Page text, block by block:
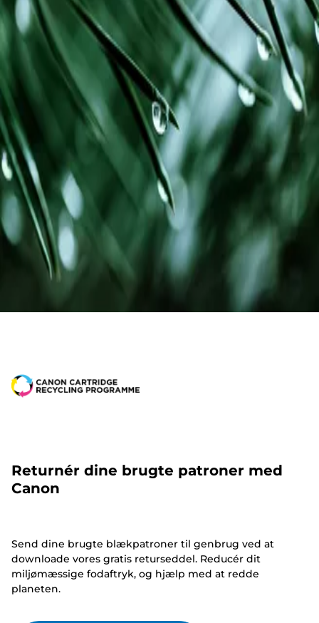
Returnér dine brugte patroner med
Canon
Send dine brugte blækpatroner til genbrug ved at
downloade vores gratis returseddel. Reducér dit
miljømæssige fodaftryk, og hjælp med at redde
planeten.